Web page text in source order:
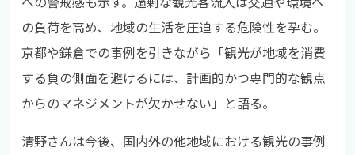
の負荷を高め、地域の生活を圧迫する危険性を孕む。
京都や鎌倉での事例を引きながら「観光が地域を消費
する負の側面を避けるには、計画的かつ専門的な観点
からのマネジメントが欠かせない」と語る。
清野さんは今後、国内外の他地域における観光の事例